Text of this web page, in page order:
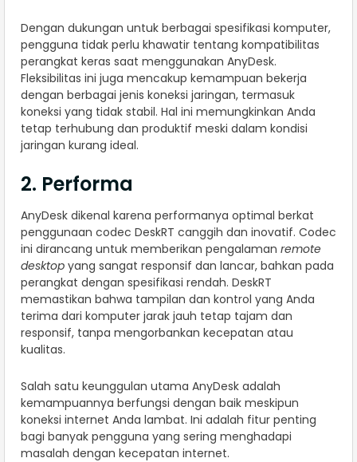
Dengan dukungan untuk berbagai spesifikasi komputer,
pengguna tidak perlu khawatir tentang kompatibilitas
perangkat keras saat menggunakan AnyDesk.
Fleksibilitas ini juga mencakup kemampuan bekerja
dengan berbagai jenis koneksi jaringan, termasuk
koneksi yang tidak stabil. Hal ini memungkinkan Anda
tetap terhubung dan produktif meski dalam kondisi
jaringan kurang ideal.
2. Performa
AnyDesk dikenal karena performanya optimal berkat
penggunaan codec DeskRT canggih dan inovatif. Codec
ini dirancang untuk memberikan pengalaman remote
desktop yang sangat responsif dan lancar, bahkan pada
perangkat dengan spesifikasi rendah. DeskRT
memastikan bahwa tampilan dan kontrol yang Anda
terima dari komputer jarak jauh tetap tajam dan
responsif, tanpa mengorbankan kecepatan atau
kualitas.
Salah satu keunggulan utama AnyDesk adalah
kemampuannya berfungsi dengan baik meskipun
koneksi internet Anda lambat. Ini adalah fitur penting
bagi banyak pengguna yang sering menghadapi
masalah dengan kecepatan internet.